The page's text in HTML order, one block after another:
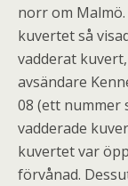
norr om
kuvertet så
vadderat
avsändare
08 (ett nummer
vadderade
kuvertet var
förvånad.